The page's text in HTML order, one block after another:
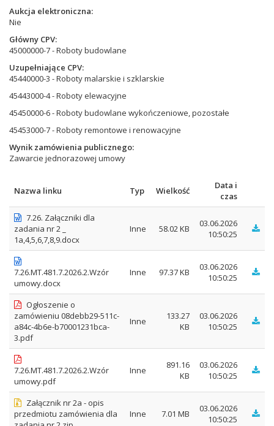
Aukcja elektroniczna
Nie
Główny CPV
45000000-7 - Roboty budowlane
Uzupełniające CPV
45440000-3 - Roboty malarskie i szklarskie
45443000-4 - Roboty elewacyjne
45450000-6 - Roboty budowlane wykończeniowe, pozostałe
45453000-7 - Roboty remontowe i renowacyjne
Wynik zamówienia publicznego
Zawarcie jednorazowej umowy
Nazwa linku Typ Wielkość
Data i
czas
7.26. Załączniki dla
zadania nr 2 _
1a,4,5,6,7,8,9.docx
Inne 58.02 KB
03.06.2026
10:50:25
7.26.MT.481.7.2026.2.Wzór
umowy.docx
Inne 97.37 KB
03.06.2026
10:50:25
Ogłoszenie o
zamówieniu 08debb29-511c-
a84c-4b6e-b70001231bca-
3.pdf
Inne
133.27
KB
03.06.2026
10:50:25
7.26.MT.481.7.2026.2.Wzór
umowy.pdf
Inne
891.16
KB
03.06.2026
10:50:25
Załącznik nr 2a - opis
przedmiotu zamówienia dla
Inne 7.01 MB
03.06.2026
10:50:25